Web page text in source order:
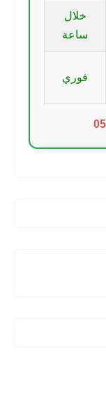
خلال
ساعة
فوري